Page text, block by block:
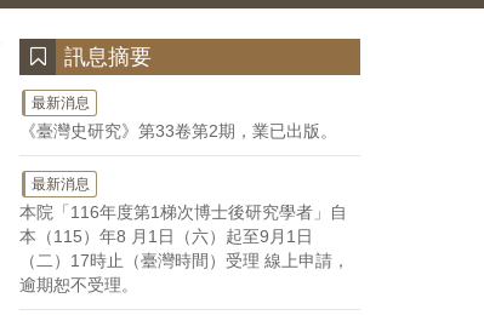
訊息摘要
最新消息
《臺灣史研究》第33卷第2期，業已出版。
最新消息
本院「116年度第1梯次博士後研究學者」自
本（115）年8 月1日（六）起至9月1日
（二）17時止（臺灣時間）受理 線上申請，
逾期恕不受理。